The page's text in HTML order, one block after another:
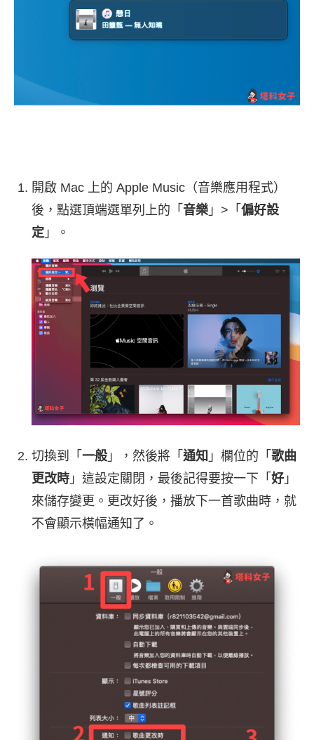
開啟 Mac 上的 Apple Music（音樂應用程式）
後，點選頂端選單列上的「 音樂 」>「 偏好設
定 」。
切換到「 一般 」，然後將「 通知 」欄位的「 歌曲
更改時 」這設定關閉，最後記得要按一下「 好 」
來儲存變更。更改好後，播放下一首歌曲時，就
不會顯示橫幅通知了。